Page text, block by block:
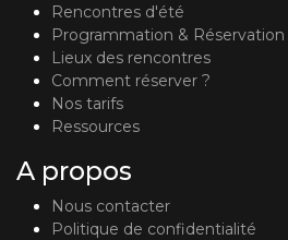
Rencontres d'été
Programmation & Réservation
Lieux des rencontres
Comment réserver ?
Nos tarifs
Ressources
A propos
Nous contacter
Politique de confidentialité